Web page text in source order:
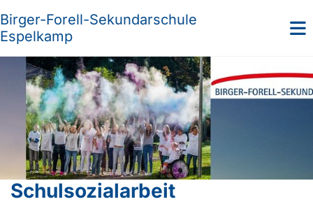
Birger-Forell-Sekundarschule
Espelkamp
Schulsozialarbeit